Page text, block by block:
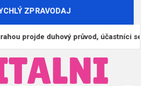
ZPRAVODAJ
duhový průvod, účastníci se začali